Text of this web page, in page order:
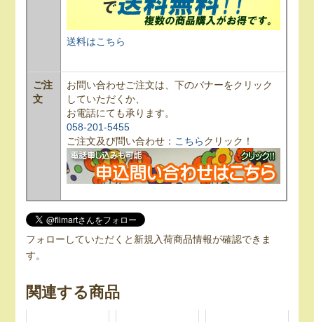
送料はこちら
ご注
文
お問い合わせご注文は、下のバナーをクリック
していただくか、
お電話にても承ります。
058-201-5455
ご注文及び問い合わせ： こちらクリック！
フォローしていただくと新規入荷商品情報が確認できま
す。
関連する商品